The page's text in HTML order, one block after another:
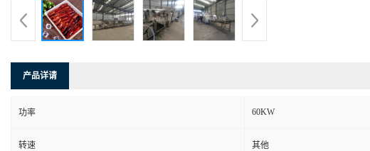
产品详请
功率 60KW
转速 其他